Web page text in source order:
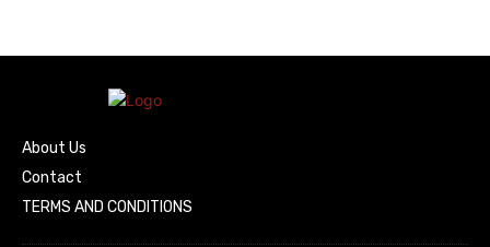
About Us
Contact
TERMS AND CONDITIONS